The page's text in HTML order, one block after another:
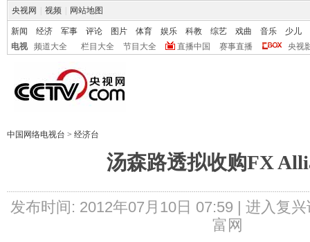
央视网 视频 网站地图
新闻 经济 军事 评论 图片 体育 娱乐 科教 综艺 戏曲 音乐
少儿
电视
频道大全 栏目大全 节目大全 直播中国 赛事直播 央视
中国网络电视台 > 经济台
汤森路透拟收购FX
发布时间: 2012年07月10日 07:59 | 进入复兴
富网